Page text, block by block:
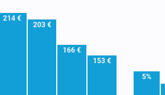
214 €
203 €
166 €
153 €
5%